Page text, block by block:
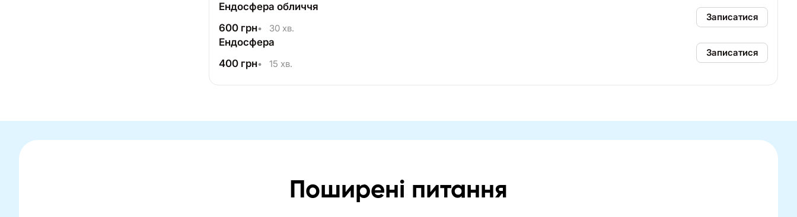
Ендосфера обличчя
600 грн• 30 хв.
Записатися
Ендосфера
400 грн• 15 хв.
Записатися
Поширені питання